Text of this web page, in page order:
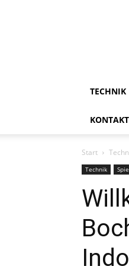
TECHNIK
KONTAKT
Start
Technik